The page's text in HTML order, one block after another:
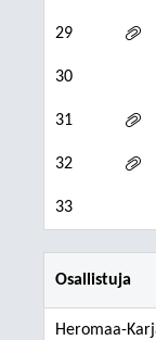
29
30
31
32
33
Osallistuja
Heromaa-